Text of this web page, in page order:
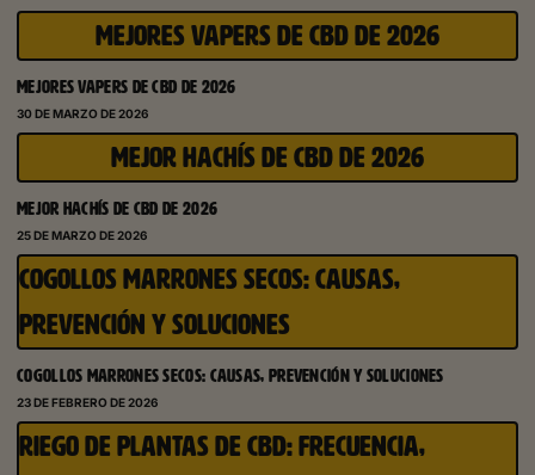
MEJORES VAPERS DE CBD DE 2026
MEJORES VAPERS DE CBD DE 2026
30 DE MARZO DE 2026
MEJOR HACHÍS DE CBD DE 2026
MEJOR HACHÍS DE CBD DE 2026
25 DE MARZO DE 2026
COGOLLOS MARRONES SECOS: CAUSAS,
PREVENCIÓN Y SOLUCIONES
COGOLLOS MARRONES SECOS: CAUSAS, PREVENCIÓN Y SOLUCIONES
23 DE FEBRERO DE 2026
RIEGO DE PLANTAS DE CBD: FRECUENCIA,